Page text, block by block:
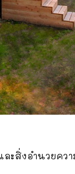
ะสิ่งอำนวยคว